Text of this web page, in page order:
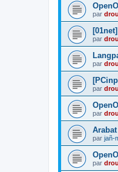
par
par
par
par
par
par jañ-
par